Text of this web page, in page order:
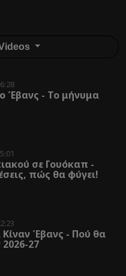
Έβανς - Το μήνυμα
σε Γουόκαπ -
πώς θα φύγει!
Κίναν Έβανς - Πού θα
27